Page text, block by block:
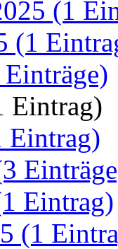
(1
(1
Eintrag)
Eintrag)
Eintrag)
(1